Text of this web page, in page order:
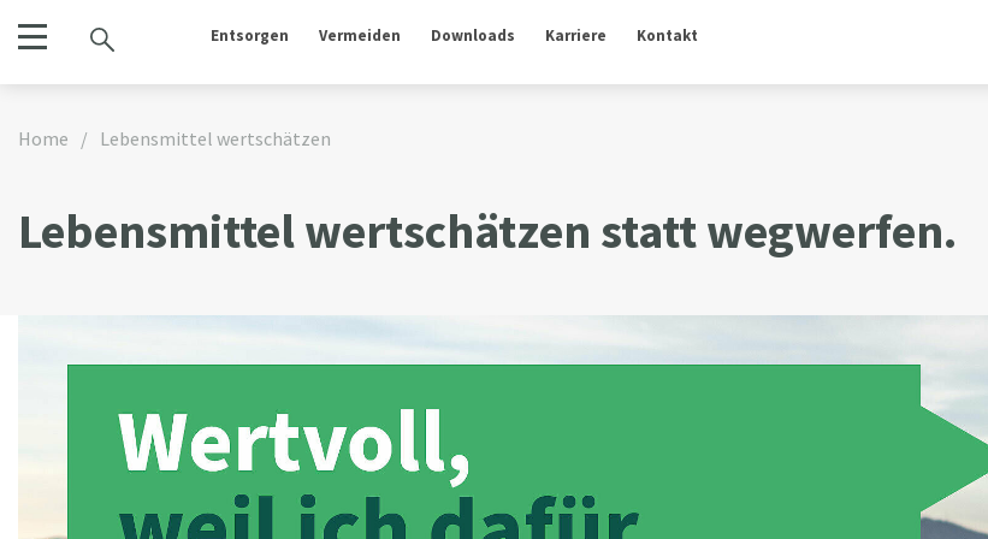
Entsorgen Vermeiden Downloads Karriere Kontakt
Home / Lebensmittel wertschätzen
Lebensmittel wertschätzen statt wegwerfen.